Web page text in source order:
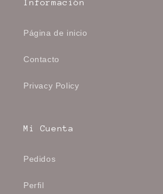
Información
Página de inicio
Contacto
Privacy Policy
Mi Cuenta
Pedidos
Perfil